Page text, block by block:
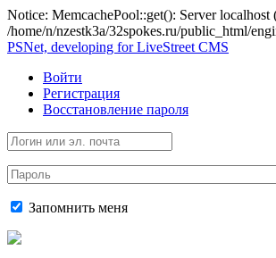
Notice: MemcachePool::get(): Server
/home/n/nzestk3a/32spokes.ru/public_html/
PSNet, developing for LiveStreet CMS
Войти
Регистрация
Восстановление пароля
Запомнить меня